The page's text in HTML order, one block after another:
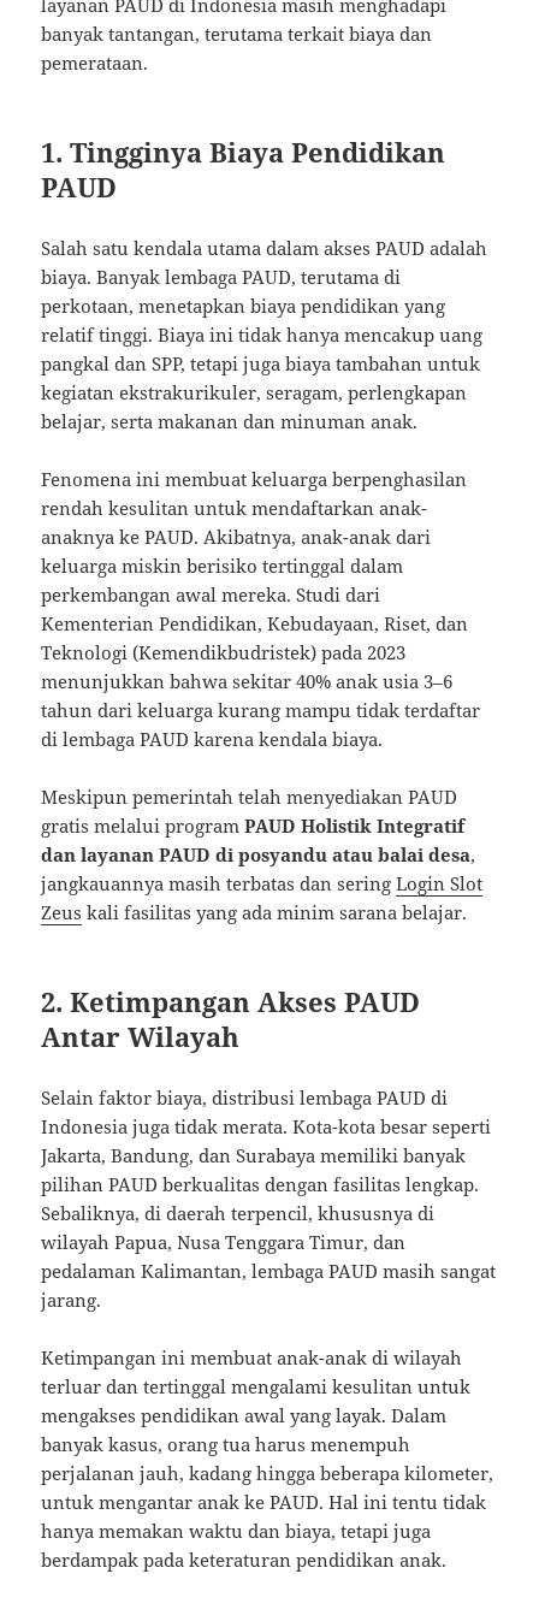
banyak tantangan, terutama terkait biaya dan
pemerataan.
1. Tingginya Biaya Pendidikan
PAUD
Salah satu kendala utama dalam akses PAUD adalah
biaya. Banyak lembaga PAUD, terutama di
perkotaan, menetapkan biaya pendidikan yang
relatif tinggi. Biaya ini tidak hanya mencakup uang
pangkal dan SPP, tetapi juga biaya tambahan untuk
kegiatan ekstrakurikuler, seragam, perlengkapan
belajar, serta makanan dan minuman anak.
Fenomena ini membuat keluarga berpenghasilan
rendah kesulitan untuk mendaftarkan anak-
anaknya ke PAUD. Akibatnya, anak-anak dari
keluarga miskin berisiko tertinggal dalam
perkembangan awal mereka. Studi dari
Kementerian Pendidikan, Kebudayaan, Riset, dan
Teknologi (Kemendikbudristek) pada 2023
menunjukkan bahwa sekitar 40% anak usia 3–6
tahun dari keluarga kurang mampu tidak terdaftar
di lembaga PAUD karena kendala biaya.
Meskipun pemerintah telah menyediakan PAUD
gratis melalui programPAUD Holistik Integratif
dan layanan PAUD di posyandu atau balai desa,
jangkauannya masih terbatas dan seringLogin Slot
Zeus kali fasilitas yang ada minim sarana belajar.
2. Ketimpangan Akses PAUD
Antar Wilayah
Selain faktor biaya, distribusi lembaga PAUD di
Indonesia juga tidak merata. Kota-kota besar seperti
Jakarta, Bandung, dan Surabaya memiliki banyak
pilihan PAUD berkualitas dengan fasilitas lengkap.
Sebaliknya, di daerah terpencil, khususnya di
wilayah Papua, Nusa Tenggara Timur, dan
pedalaman Kalimantan, lembaga PAUD masih sangat
jarang.
Ketimpangan ini membuat anak-anak di wilayah
terluar dan tertinggal mengalami kesulitan untuk
mengakses pendidikan awal yang layak. Dalam
banyak kasus, orang tua harus menempuh
perjalanan jauh, kadang hingga beberapa kilometer,
untuk mengantar anak ke PAUD. Hal ini tentu tidak
hanya memakan waktu dan biaya, tetapi juga
berdampak pada keteraturan pendidikan anak.